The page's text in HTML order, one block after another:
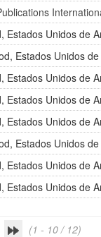
Estados Unidos de
Estados Unidos
Estados Unidos de
Estados Unidos de
Estados Unidos de
Estados Unidos
Estados Unidos de
Estados Unidos de
(1 - 10 / 12)